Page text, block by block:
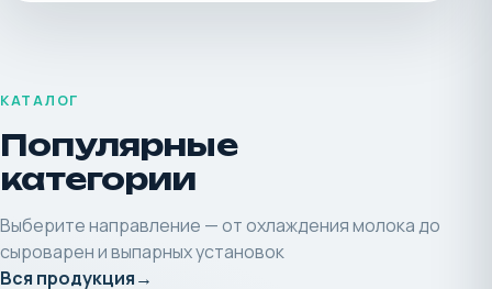
КАТАЛОГ
Популярные
категории
Выберите направление — от охлаждения молока до
сыроварен и выпарных установок
Вся продукция